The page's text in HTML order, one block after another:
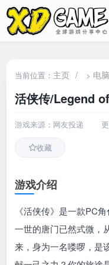
当前位置： 主页 / > 电
活侠传/Legend
游戏来源：网友投递
收藏
游戏介绍
《活侠传》是一款PC
一世的唐门已然式微，
来，身为一名喽啰，是